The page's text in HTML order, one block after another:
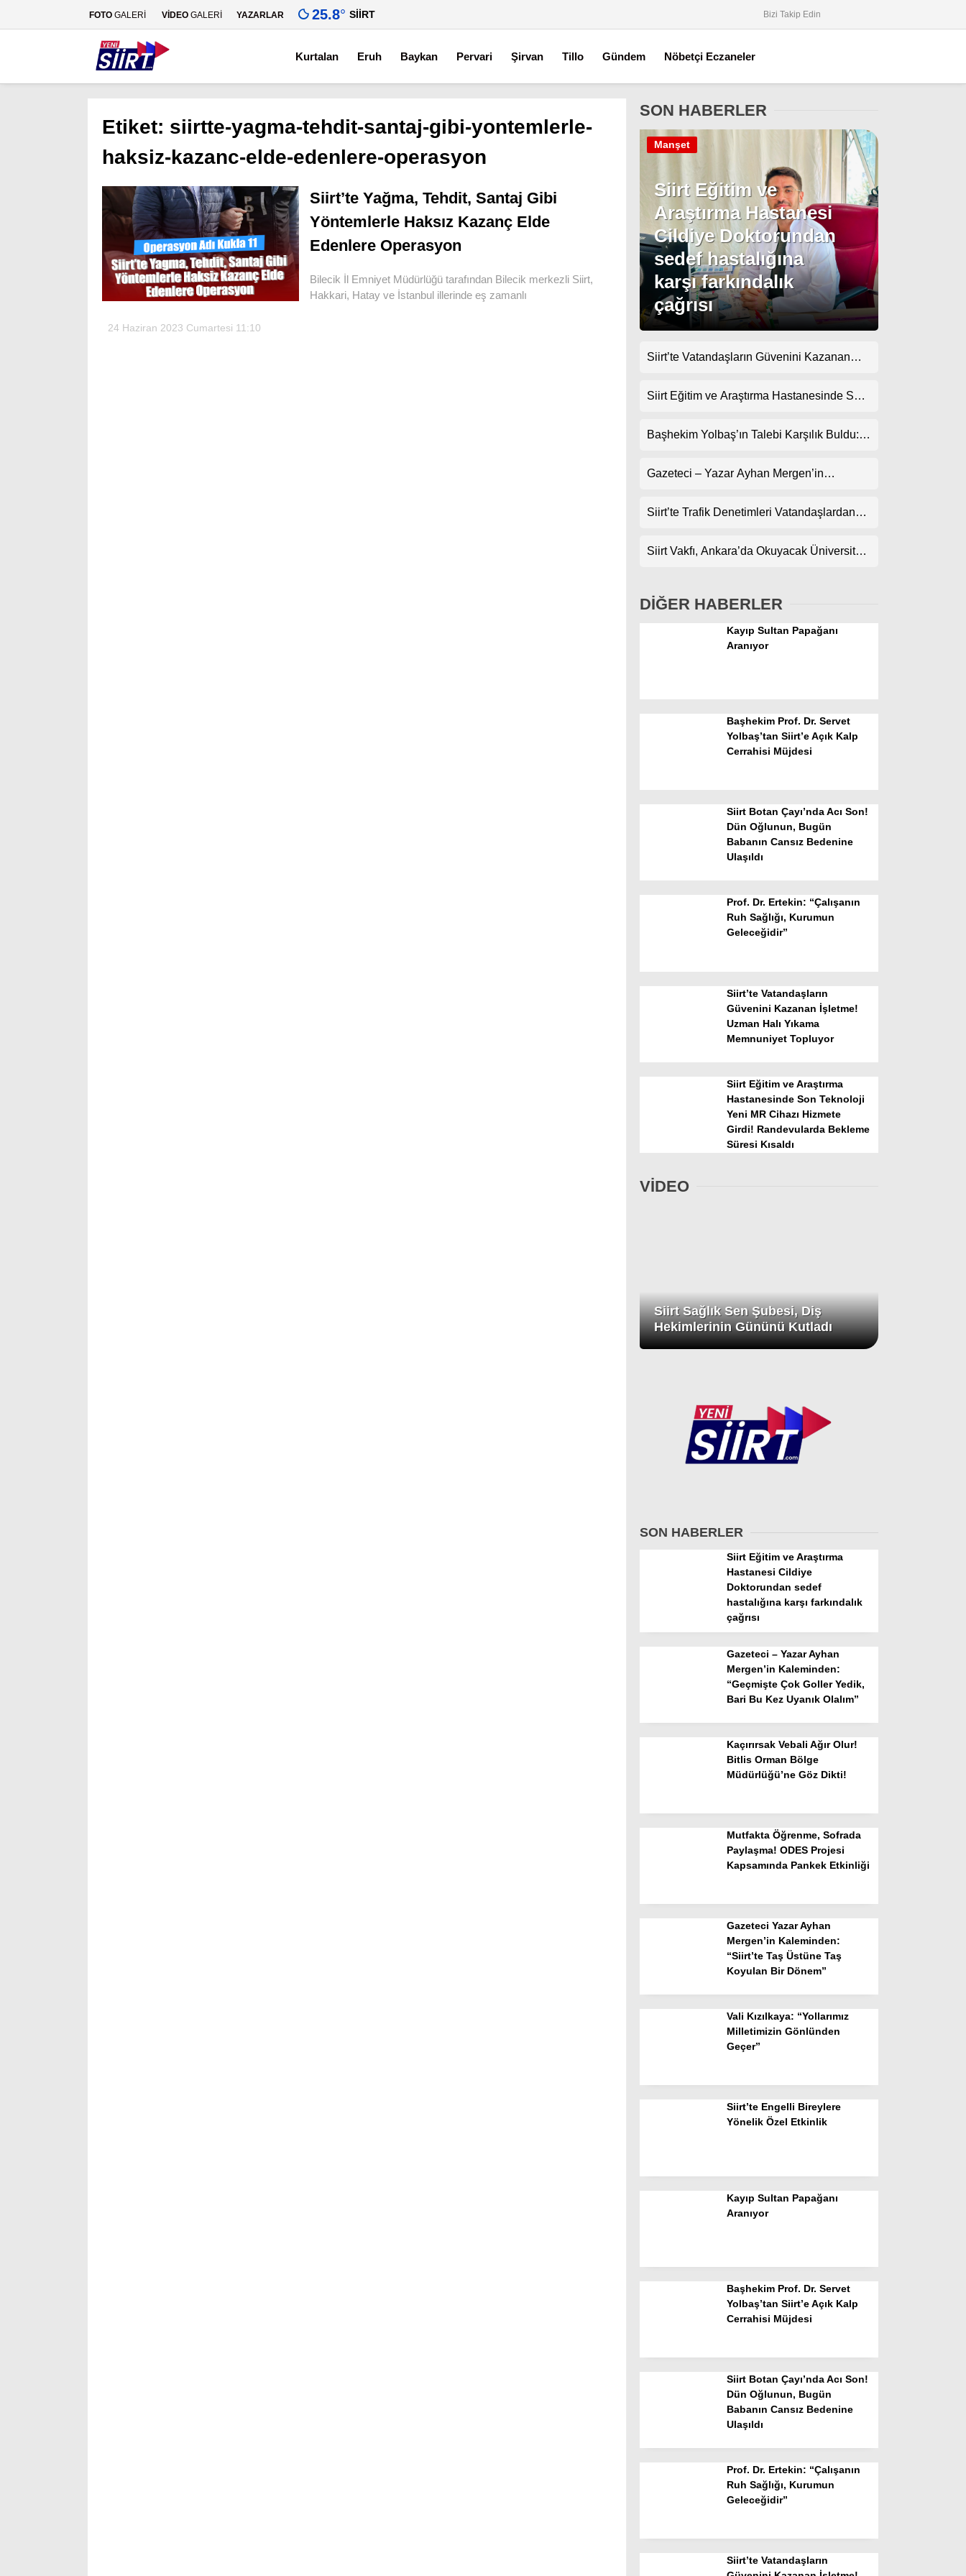
Gündem
Dünya
Spor
Facebook
FOTO GALERİ VİDEO GALERİ YAZARLAR 25.8° SIIRT Bizi Takip Edin
Kurtalan Eruh Baykan Pervari Şirvan Tillo Gündem Nöbetçi Eczaneler
Etiket: siirtte-yagma-tehdit-santaj-gibi-yontemlerle-
haksiz-kazanc-elde-edenlere-operasyon
Siirt’te Yağma, Tehdit, Santaj Gibi
Yöntemlerle Haksız Kazanç Elde
Edenlere Operasyon
Bilecik İl Emniyet Müdürlüğü tarafından Bilecik merkezli Siirt,
Hakkari, Hatay ve İstanbul illerinde eş zamanlı
24 Haziran 2023 Cumartesi 11:10
SON HABERLER
Siirt Eğitim ve
Araştırma Hastanesi
Cildiye Doktorundan
sedef hastalığına
karşı farkındalık
çağrısı
Manşet
Siirt’te Vatandaşların Güvenini Kazanan
Topluyor
Siirt Eğitim ve Araştırma Hastanesinde Son
Randevularda Bekleme Süresi Kısaldı
Başhekim Yolbaş’ın Talebi Karşılık Buldu:
Gazeteci – Yazar Ayhan Mergen’in
Kuralları”
Siirt’te Trafik Denetimleri Vatandaşlardan
Siirt Vakfı, Ankara’da Okuyacak Üniversite
DİĞER HABERLER
Kayıp Sultan Papağanı
Aranıyor
Başhekim Prof. Dr. Servet
Yolbaş’tan Siirt’e Açık Kalp
Cerrahisi Müjdesi
Siirt Botan Çayı’nda Acı Son!
Dün Oğlunun, Bugün
Babanın Cansız Bedenine
Ulaşıldı
Prof. Dr. Ertekin: “Çalışanın
Ruh Sağlığı, Kurumun
Geleceğidir”
Siirt’te Vatandaşların
Güvenini Kazanan İşletme!
Uzman Halı Yıkama
Memnuniyet Topluyor
Siirt Eğitim ve Araştırma
Hastanesinde Son Teknoloji
Yeni MR Cihazı Hizmete
Girdi! Randevularda Bekleme
Süresi Kısaldı
VİDEO
Siirt Sağlık Sen Şubesi, Diş
Hekimlerinin Gününü Kutladı
SON HABERLER
Siirt Eğitim ve Araştırma
Hastanesi Cildiye
Doktorundan sedef
hastalığına karşı farkındalık
çağrısı
Gazeteci – Yazar Ayhan
Mergen’in Kaleminden:
“Geçmişte Çok Goller Yedik,
Bari Bu Kez Uyanık Olalım”
Kaçırırsak Vebali Ağır Olur!
Bitlis Orman Bölge
Müdürlüğü’ne Göz Dikti!
Mutfakta Öğrenme, Sofrada
Paylaşma! ODES Projesi
Kapsamında Pankek Etkinliği
Gazeteci Yazar Ayhan
Mergen’in Kaleminden:
“Siirt’te Taş Üstüne Taş
Koyulan Bir Dönem”
Vali Kızılkaya: “Yollarımız
Milletimizin Gönlünden
Geçer”
Siirt’te Engelli Bireylere
Yönelik Özel Etkinlik
Kayıp Sultan Papağanı
Aranıyor
Başhekim Prof. Dr. Servet
Yolbaş’tan Siirt’e Açık Kalp
Cerrahisi Müjdesi
Siirt Botan Çayı’nda Acı Son!
Dün Oğlunun, Bugün
Babanın Cansız Bedenine
Ulaşıldı
Prof. Dr. Ertekin: “Çalışanın
Ruh Sağlığı, Kurumun
Geleceğidir”
Siirt’te Vatandaşların